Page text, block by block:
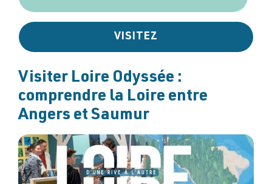
VISITEZ
Visiter Loire Odyssée :
comprendre la Loire entre
Angers et Saumur